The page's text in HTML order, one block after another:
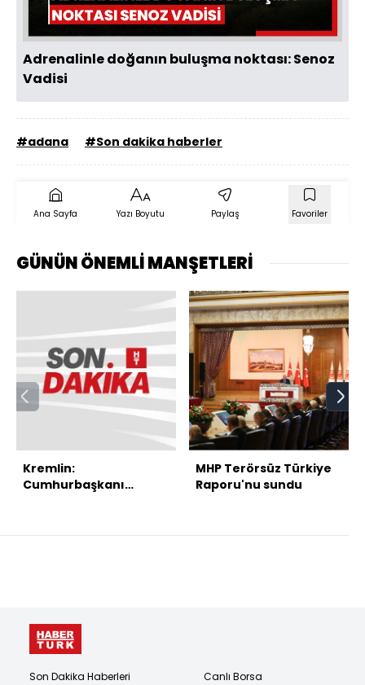
Adrenalinle doğanın buluşma noktası: Senoz
Vadisi
#adana #Son dakika haberler
Ana Sayfa Yazı Boyutu Paylaş Favoriler
GÜNÜN ÖNEMLİ MANŞETLERİ
Kremlin:
Cumhurbaşkanı
görüşecek
MHP Terörsüz Türkiye
Raporu'nu sundu
Son Dakika Haberleri
Canlı Borsa